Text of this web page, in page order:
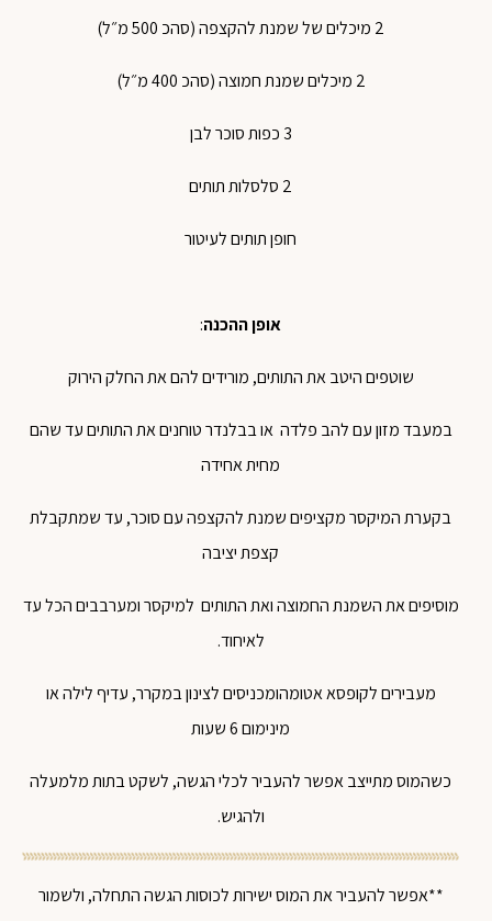
2 מיכלים של שמנת להקצפה (סהכ 500 מ״ל)
2 מיכלים שמנת חמוצה (סהכ 400 מ״ל)
3 כפות סוכר לבן
2 סלסלות תותים
חופן תותים לעיטור
אופן ההכנה:
שוטפים היטב את התותים, מורידים להם את החלק הירוק
במעבד מזון עם להב פלדה או בבלנדר טוחנים את התותים עד שהם
מחית אחידה
בקערת המיקסר מקציפים שמנת להקצפה עם סוכר, עד שמתקבלת
קצפת יציבה
מוסיפים את השמנת החמוצה ואת התותים למיקסר ומערבבים הכל עד
לאיחוד.
מעבירים לקופסא אטומהומכניסים לצינון במקרר, עדיף לילה או
מינימום 6 שעות
כשהמוס מתייצב אפשר להעביר לכלי הגשה, לשקט בתות מלמעלה
ולהגיש.
**אפשר להעביר את המוס ישירות לכוסות הגשה התחלה, ולשמור